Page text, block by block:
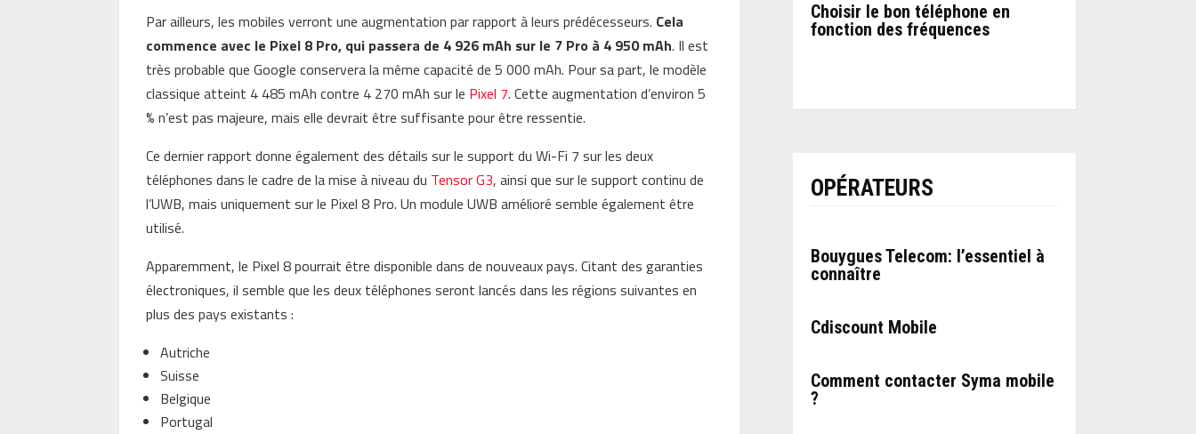
Par ailleurs, les mobiles verront une augmentation par rapport à leurs prédécesseurs. Cela
commence avec le Pixel 8 Pro, qui passera de 4 926 mAh sur le 7 Pro à 4 950 mAh. Il est
très probable que Google conservera la même capacité de 5 000 mAh. Pour sa part, le modèle
classique atteint 4 485 mAh contre 4 270 mAh sur le Pixel 7. Cette augmentation d’environ 5
% n’est pas majeure, mais elle devrait être suffisante pour être ressentie.
Ce dernier rapport donne également des détails sur le support du Wi-Fi 7 sur les deux
téléphones dans le cadre de la mise à niveau du Tensor G3, ainsi que sur le support continu de
l’UWB, mais uniquement sur le Pixel 8 Pro. Un module UWB amélioré semble également être
utilisé.
Apparemment, le Pixel 8 pourrait être disponible dans de nouveaux pays. Citant des garanties
électroniques, il semble que les deux téléphones seront lancés dans les régions suivantes en
plus des pays existants :
Autriche
Suisse
Belgique
Portugal
Choisir le bon téléphone en
fonction des fréquences
OPÉRATEURS
Bouygues Telecom: l’essentiel à
connaître
Cdiscount Mobile
Comment contacter Syma mobile
?